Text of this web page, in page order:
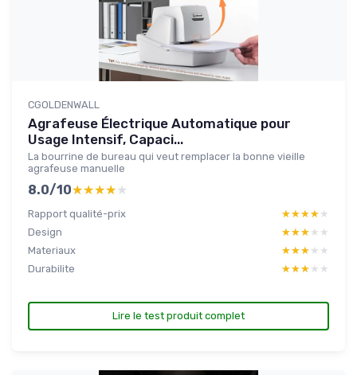
CGOLDENWALL
Agrafeuse Électrique Automatique pour
Usage Intensif, Capaci...
La bourrine de bureau qui veut remplacer la bonne vieille
agrafeuse manuelle
8.0/10★★★★★
★★★★★
Rapport qualité-prix ★★★★★
★★★★★
Design
★★★★★
★★★★★
Materiaux
★★★★★
★★★★★
Durabilite
★★★★★
★★★★★
Lire le test produit complet